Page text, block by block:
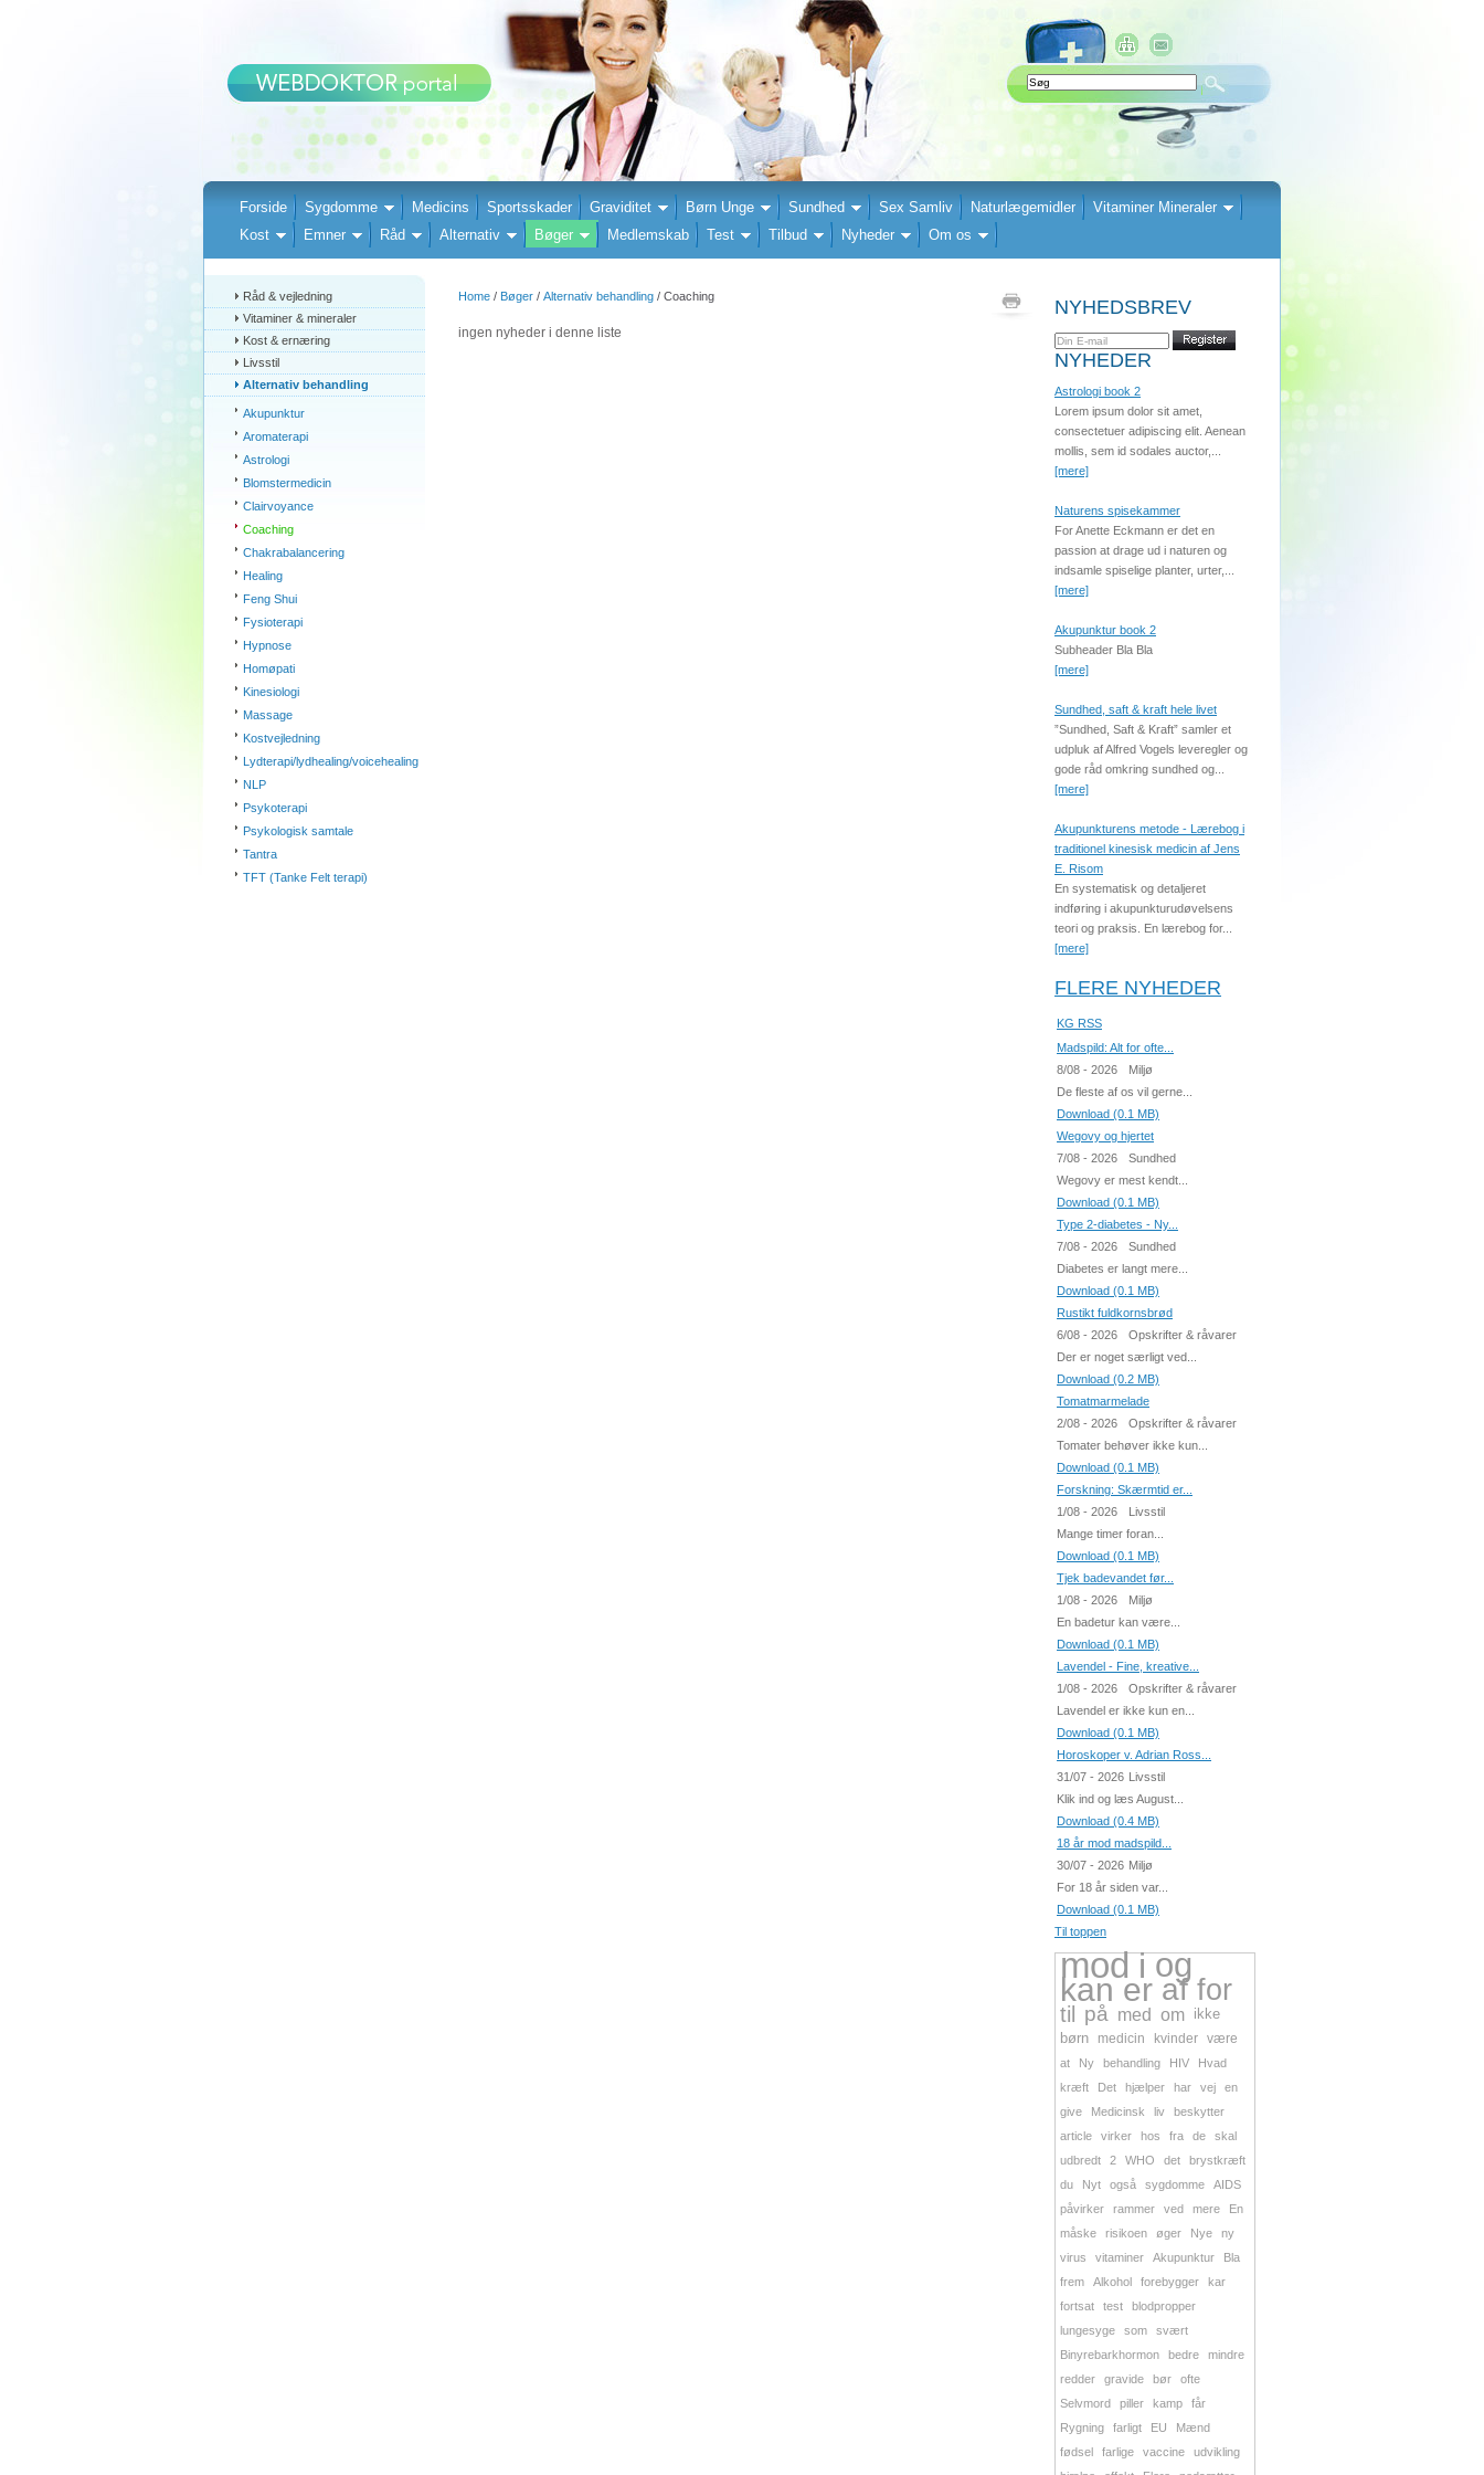
Forside Sygdomme Medicins Sportsskader Graviditet Børn Unge Sundhed Sex Samliv Naturlægemidler
Vitaminer Mineraler
Kost
Emner Råd Alternativ Bøger Medlemskab Test Tilbud Nyheder Om os
Råd & vejledning
Vitaminer & mineraler
Kost & ernæring
Livsstil
Alternativ behandling
Akupunktur
Aromaterapi
Astrologi
Blomstermedicin
Clairvoyance
Coaching
Chakrabalancering
Healing
Feng Shui
Fysioterapi
Hypnose
Homøpati
Kinesiologi
Massage
Kostvejledning
Lydterapi/lydhealing/voicehealing
NLP
Psykoterapi
Psykologisk samtale
Tantra
TFT (Tanke Felt terapi)
Home / Bøger / Alternativ behandling / Coaching
ingen nyheder i denne liste
NYHEDSBREV
NYHEDER
Astrologi book 2
Lorem ipsum dolor sit amet,
consectetuer adipiscing elit. Aenean
mollis, sem id sodales auctor,...
[mere]
Naturens spisekammer
For Anette Eckmann er det en
passion at drage ud i naturen og
indsamle spiselige planter, urter,...
[mere]
Akupunktur book 2
Subheader Bla Bla
[mere]
Sundhed, saft & kraft hele livet
”Sundhed, Saft & Kraft” samler et
udpluk af Alfred Vogels leveregler og
gode råd omkring sundhed og...
[mere]
Akupunkturens metode - Lærebog i
traditionel kinesisk medicin af Jens
E. Risom
En systematisk og detaljeret
indføring i akupunkturudøvelsens
teori og praksis. En lærebog for...
[mere]
FLERE NYHEDER
KG RSS
Madspild: Alt for ofte...
8/08 - 2026
Miljø
De fleste af os vil gerne...
Download (0.1 MB)
Wegovy og hjertet
7/08 - 2026
Sundhed
Wegovy er mest kendt...
Download (0.1 MB)
Type 2-diabetes - Ny...
7/08 - 2026
Sundhed
Diabetes er langt mere...
Download (0.1 MB)
Rustikt fuldkornsbrød
6/08 - 2026
Opskrifter & råvarer
Der er noget særligt ved...
Download (0.2 MB)
Tomatmarmelade
2/08 - 2026
Opskrifter & råvarer
Tomater behøver ikke kun...
Download (0.1 MB)
Forskning: Skærmtid er...
1/08 - 2026
Livsstil
Mange timer foran...
Download (0.1 MB)
Tjek badevandet før...
1/08 - 2026
Miljø
En badetur kan være...
Download (0.1 MB)
Lavendel - Fine, kreative...
1/08 - 2026
Opskrifter & råvarer
Lavendel er ikke kun en...
Download (0.1 MB)
Horoskoper v. Adrian Ross...
31/07 - 2026 Livsstil
Klik ind og læs August...
Download (0.4 MB)
18 år mod madspild...
30/07 - 2026 Miljø
For 18 år siden var...
Download (0.1 MB)
Til toppen
mod i og
kan er af for
til på med om ikke
børn
medicin kvinder
være
at
Ny behandling HIV
Hvad
kræft
Det hjælper har vej
en
give
Medicinsk liv
beskytter
article
virker hos fra de
skal
udbredt
2 WHO det
brystkræft
du
Nyt også sygdomme
AIDS
påvirker
rammer ved mere
En
måske
risikoen øger Nye
ny
virus
vitaminer Akupunktur
Bla
frem
Alkohol forebygger
kar
fortsat
test
blodpropper
lungesyge
som
svært
Binyrebarkhormon
bedre
mindre
redder
gravide bør
ofte
Selvmord
piller kamp
får
Rygning
farligt EU
Mænd
fødsel
farlige vaccine
udvikling